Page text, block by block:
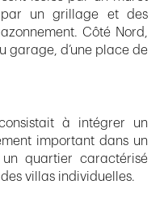
un grillage et des
Côté Nord,
garage, d’une place de
à intégrer un
important dans un
quartier caractérisé
villas individuelles.